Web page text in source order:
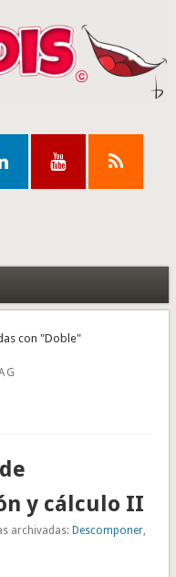
con "Doble"
y cálculo II
archivadas:Descomponer